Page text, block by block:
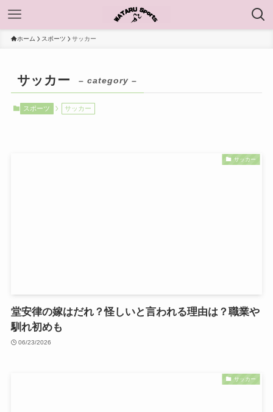
ホーム スポーツ サッカー
サッカー – category –
スポーツ サッカー
サッカー
堂安律の嫁はだれ？怪しいと言われる理由は？職業や
馴れ初めも
06/23/2026
サッカー